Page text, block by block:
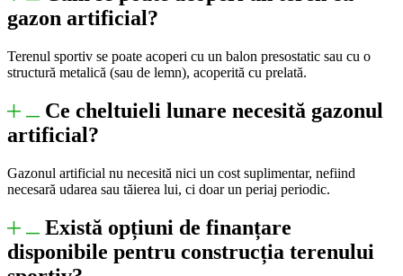
gazon artificial?
Terenul sportiv se poate acoperi cu un balon presostatic sau cu o
structură metalică (sau de lemn), acoperită cu prelată.
Ce cheltuieli lunare necesită gazonul
artificial?
Gazonul artificial nu necesită nici un cost suplimentar, nefiind
necesară udarea sau tăierea lui, ci doar un periaj periodic.
Există opțiuni de finanțare
disponibile pentru construcția terenului